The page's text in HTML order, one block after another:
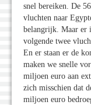
snel bereiken. De
vluchten naar
belangrijk. Maar er
volgende twee
En er staan er de
maken we snelle
miljoen euro aan
zich misschien dat
miljoen euro